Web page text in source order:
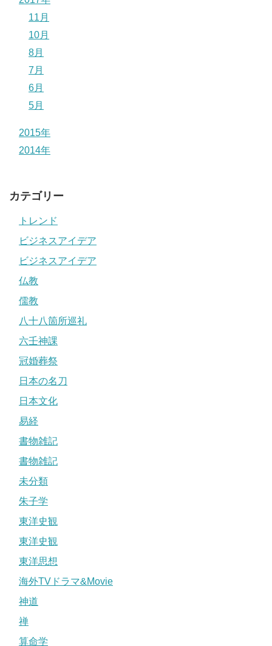
11月
10月
8月
7月
6月
5月
2015年
2014年
カテゴリー
トレンド
ビジネスアイデア
ビジネスアイデア
仏教
儒教
八十八箇所巡礼
六壬神課
冠婚葬祭
日本の名刀
日本文化
易経
書物雑記
書物雑記
未分類
朱子学
東洋史観
東洋史観
東洋思想
海外TVドラマ&Movie
神道
禅
算命学